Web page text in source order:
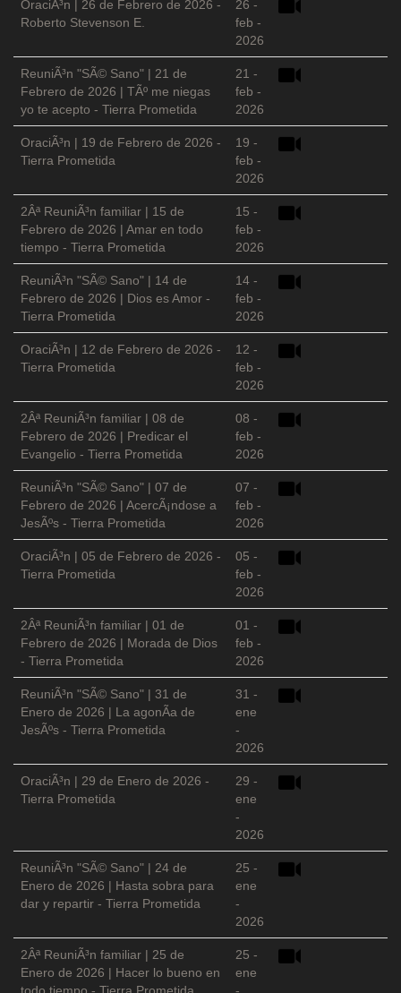
OraciÃ³n | 26 de Febrero de 2026 -
Roberto Stevenson E.
26 -
feb -
2026
ReuniÃ³n "SÃ© Sano" | 21 de
Febrero de 2026 | TÃº me niegas
yo te acepto - Tierra Prometida
21 -
feb -
2026
OraciÃ³n | 19 de Febrero de 2026 -
Tierra Prometida
19 -
feb -
2026
2Âª ReuniÃ³n familiar | 15 de
Febrero de 2026 | Amar en todo
tiempo - Tierra Prometida
15 -
feb -
2026
ReuniÃ³n "SÃ© Sano" | 14 de
Febrero de 2026 | Dios es Amor -
Tierra Prometida
14 -
feb -
2026
OraciÃ³n | 12 de Febrero de 2026 -
Tierra Prometida
12 -
feb -
2026
2Âª ReuniÃ³n familiar | 08 de
Febrero de 2026 | Predicar el
Evangelio - Tierra Prometida
08 -
feb -
2026
ReuniÃ³n "SÃ© Sano" | 07 de
Febrero de 2026 | AcercÃ¡ndose a
JesÃºs - Tierra Prometida
07 -
feb -
2026
OraciÃ³n | 05 de Febrero de 2026 -
Tierra Prometida
05 -
feb -
2026
2Âª ReuniÃ³n familiar | 01 de
Febrero de 2026 | Morada de Dios
- Tierra Prometida
01 -
feb -
2026
ReuniÃ³n "SÃ© Sano" | 31 de
Enero de 2026 | La agonÃ­a de
JesÃºs - Tierra Prometida
31 -
ene
-
2026
OraciÃ³n | 29 de Enero de 2026 -
Tierra Prometida
29 -
ene
-
2026
ReuniÃ³n "SÃ© Sano" | 24 de
Enero de 2026 | Hasta sobra para
dar y repartir - Tierra Prometida
25 -
ene
-
2026
2Âª ReuniÃ³n familiar | 25 de
Enero de 2026 | Hacer lo bueno en
25 -
ene